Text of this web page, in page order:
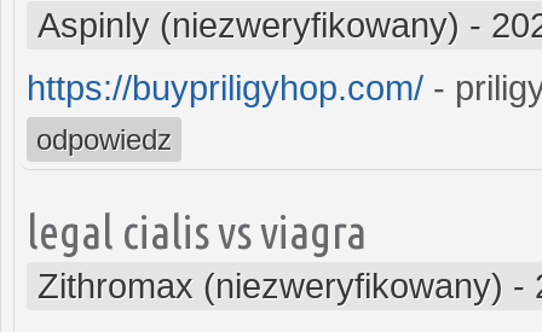
Aspinly (niezweryfikowany) -
https://buypriligyhop.com/ -
odpowiedz
legal cialis vs viagra
Zithromax (niezweryfikowany) -